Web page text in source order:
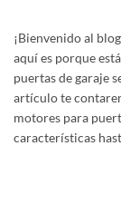
¡Bienvenido al
aquí es porque
puertas de garaje
artículo te
motores para
características